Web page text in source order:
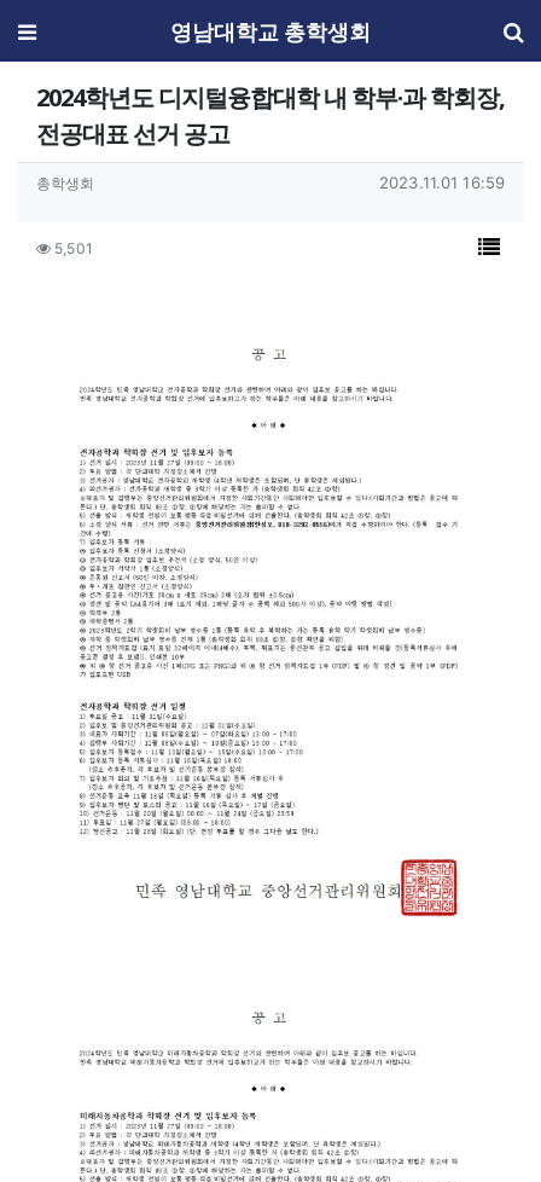
메뉴 영남대학교 총학생회
2024학년도 디지털융합대학 내 학부·과 학회장,
전공대표 선거 공고
작성자 정보
작성자
총학생회 작성일
2023.11.01 16:59
컨텐츠 정보
조회5,501 목록